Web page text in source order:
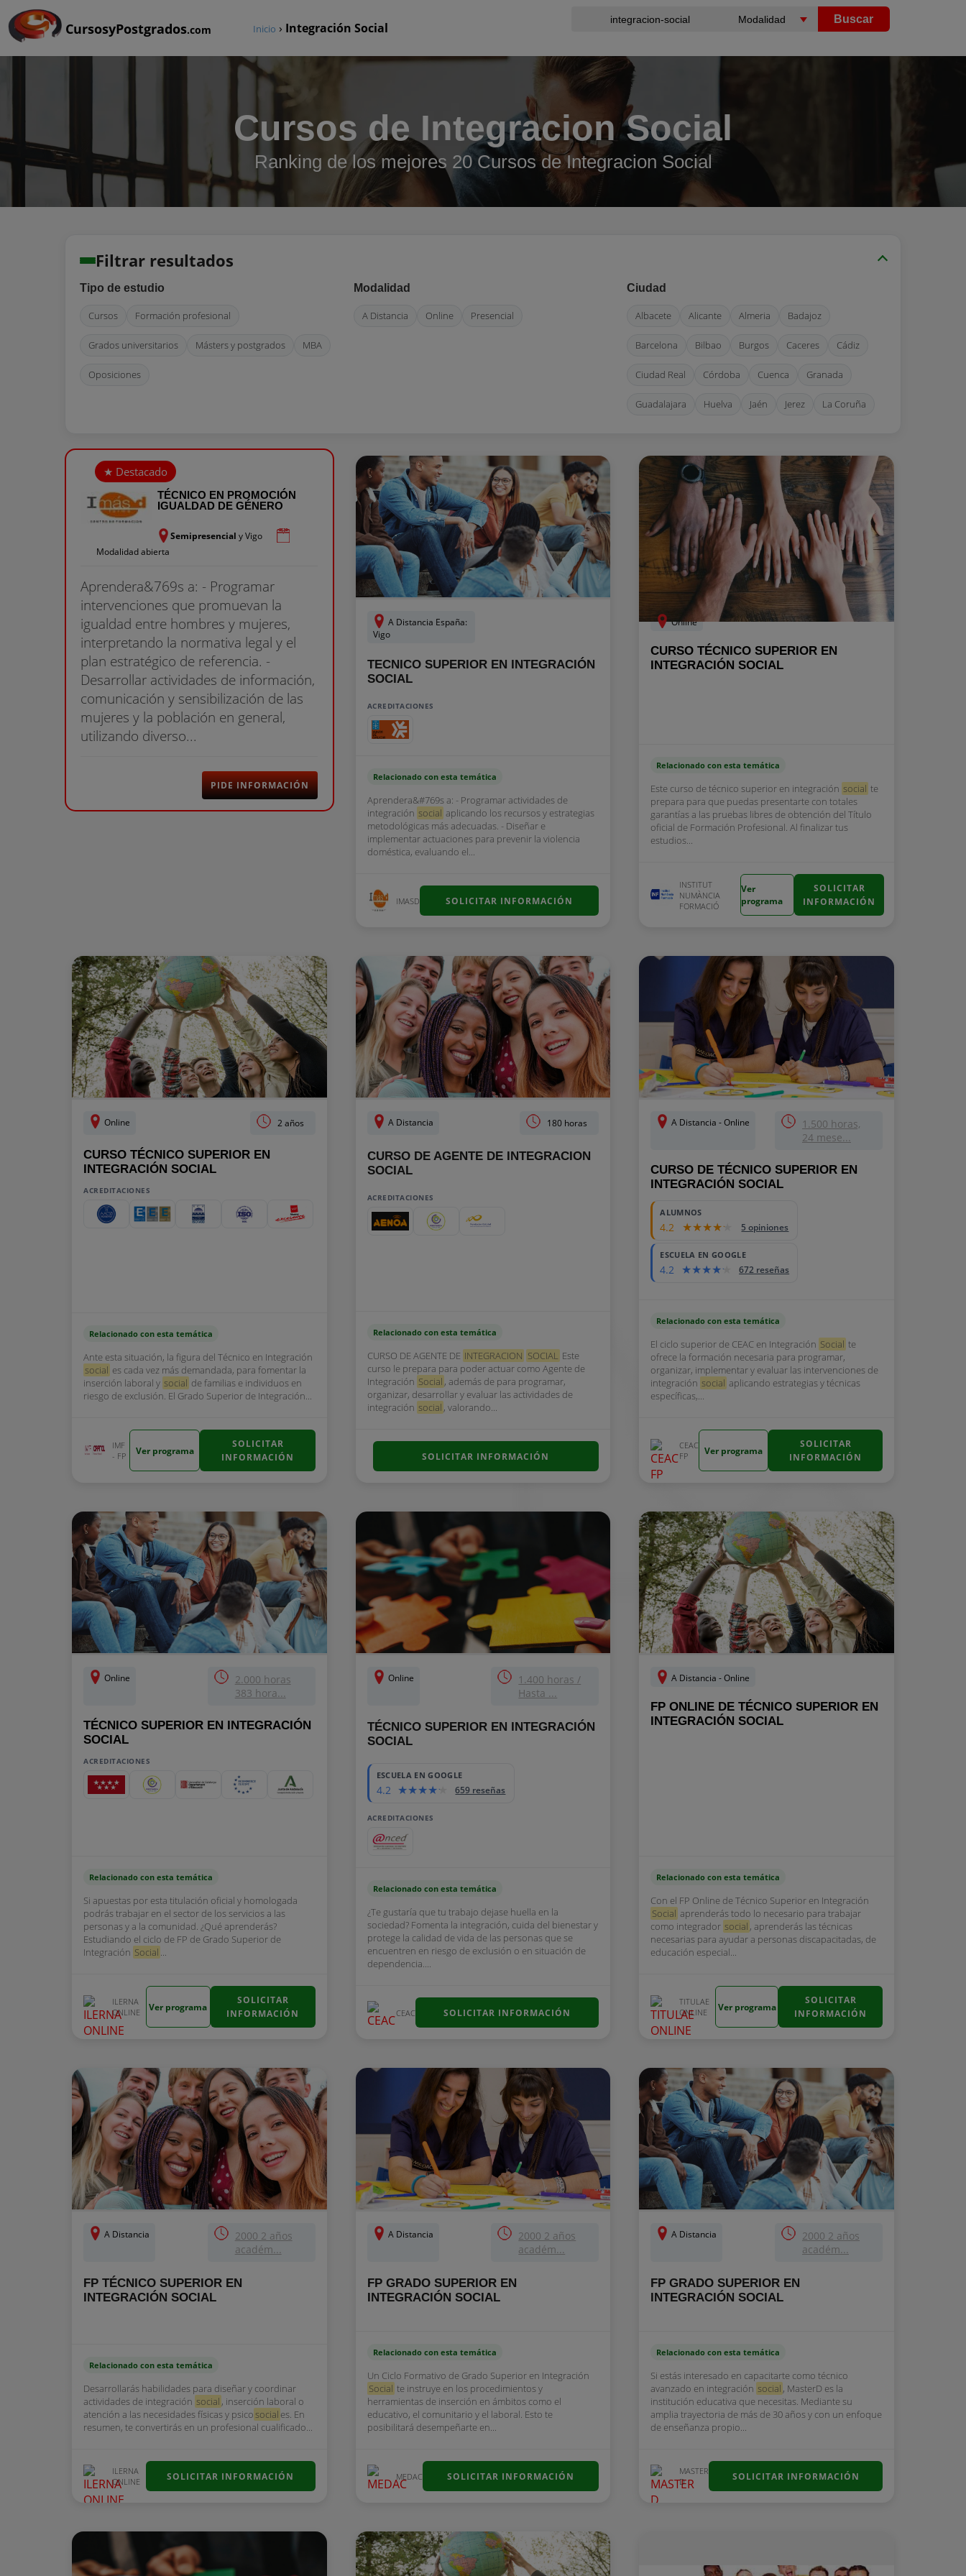
CursosyPostgrados.com
Buscar
Inicio › Integración Social
Cursos de Integracion Social
Ranking de los mejores 20 Cursos de Integracion Social
Filtrar resultados
Tipo de estudio
Cursos Formación profesional
Grados universitarios Másters y postgrados MBA
Oposiciones
Modalidad
A Distancia Online Presencial
Ciudad
Albacete Alicante Almeria Badajoz
Barcelona Bilbao Burgos Caceres Cádiz
Ciudad Real Córdoba Cuenca Granada
Guadalajara Huelva Jaén Jerez La Coruña
Marbella Murcia Oviedo Palma de Mallorca
Pamplona Pontevedra San Sebastian Sevilla
Tarragona Tenerife Toledo Valencia
Valladolid Vigo Zaragoza
TÉCNICO EN PROMOCIÓN
IGUALDAD DE GÉNERO
Semipresencial y Vigo
Modalidad abierta
Aprendera&769s a: - Programar
intervenciones que promuevan la
igualdad entre hombres y mujeres,
interpretando la normativa legal y el
plan estratégico de referencia. -
Desarrollar actividades de información,
comunicación y sensibilización de las
mujeres y la población en general,
utilizando diverso...
PIDE INFORMACIÓN
A Distancia España:
Vigo
TECNICO SUPERIOR EN INTEGRACIÓN
SOCIAL
ACREDITACIONES
Relacionado con esta temática
Aprendera&#769s a: - Programar actividades de
integración social aplicando los recursos y estrategias
metodológicas más adecuadas. - Diseñar e
implementar actuaciones para prevenir la violencia
doméstica, evaluando el...
IMASD SOLICITAR INFORMACIÓN
Online
CURSO TÉCNICO SUPERIOR EN
INTEGRACIÓN SOCIAL
Relacionado con esta temática
Este curso de técnico superior en integración social te
prepara para que puedas presentarte con totales
garantías a las pruebas libres de obtención del Título
oficial de Formación Profesional. Al finalizar tus
estudios...
INSTITUT
NUMÀNCIA
FORMACIÓ
Ver
programa
SOLICITAR
INFORMACIÓN
Online 2 años
CURSO TÉCNICO SUPERIOR EN
INTEGRACIÓN SOCIAL
ACREDITACIONES
Relacionado con esta temática
Ante esta situación, la figura del Técnico en Integración
social es cada vez más demandada, para fomentar la
inserción laboral y social de familias e individuos en
riesgo de exclusión. El Grado Superior de Integración...
IMF
- FP
Ver programa
SOLICITAR
INFORMACIÓN
A Distancia 180 horas
CURSO DE AGENTE DE INTEGRACION
SOCIAL
ACREDITACIONES
Relacionado con esta temática
CURSO DE AGENTE DE INTEGRACION SOCIAL Este
curso le prepara para poder actuar como Agente de
Integración Social , además de para programar,
organizar, desarrollar y evaluar las actividades de
integración social , valorando...
SOLICITAR INFORMACIÓN
A Distancia - Online
1.500 horas,
24 mese...
CURSO DE TÉCNICO SUPERIOR EN
INTEGRACIÓN SOCIAL
ALUMNOS
4.2 5 opiniones
ESCUELA EN GOOGLE
4.2 672 reseñas
Relacionado con esta temática
El ciclo superior de CEAC en Integración Social te
ofrece la formación necesaria para programar,
organizar, implementar y evaluar las intervenciones de
integración social aplicando estrategias y técnicas
específicas,...
CEAC
FP
Ver programa
SOLICITAR
INFORMACIÓN
Online
2.000 horas
383 hora...
TÉCNICO SUPERIOR EN INTEGRACIÓN
SOCIAL
ACREDITACIONES
Relacionado con esta temática
Si apuestas por esta titulación oficial y homologada
podrás trabajar en el sector de los servicios a las
personas y a la comunidad. ¿Qué aprenderás?
Estudiando el ciclo de FP de Grado Superior de
Integración Social ...
ILERNA
ONLINE
Ver programa
SOLICITAR
INFORMACIÓN
Online
1.400 horas /
Hasta ...
TÉCNICO SUPERIOR EN INTEGRACIÓN
SOCIAL
ESCUELA EN GOOGLE
4.2 659 reseñas
ACREDITACIONES
Relacionado con esta temática
¿Te gustaría que tu trabajo dejase huella en la
sociedad? Fomenta la integración, cuida del bienestar y
protege la calidad de vida de las personas que se
encuentren en riesgo de exclusión o en situación de
dependencia....
CEAC SOLICITAR INFORMACIÓN
A Distancia - Online
FP ONLINE DE TÉCNICO SUPERIOR EN
INTEGRACIÓN SOCIAL
Relacionado con esta temática
Con el FP Online de Técnico Superior en Integración
Social aprenderás todo lo necesario para trabajar
como integrador social , aprenderás las técnicas
necesarias para ayudar a personas discapacitadas, de
educación especial...
TITULAE
ONLINE
Ver programa
SOLICITAR
INFORMACIÓN
A Distancia
2000 2 años
académ...
FP TÉCNICO SUPERIOR EN
INTEGRACIÓN SOCIAL
Relacionado con esta temática
Desarrollarás habilidades para diseñar y coordinar
actividades de integración social , inserción laboral o
atención a las necesidades físicas y psicosocial es. En
resumen, te convertirás en un profesional cualificado...
ILERNA
ONLINE
SOLICITAR INFORMACIÓN
A Distancia
2000 2 años
académ...
FP GRADO SUPERIOR EN
INTEGRACIÓN SOCIAL
Relacionado con esta temática
Un Ciclo Formativo de Grado Superior en Integración
Social te instruye en los procedimientos y
herramientas de inserción en ámbitos como el
educativo, el comunitario y el laboral. Esto te
posibilitará desempeñarte en...
MEDAC SOLICITAR INFORMACIÓN
A Distancia
2000 2 años
académ...
FP GRADO SUPERIOR EN
INTEGRACIÓN SOCIAL
Relacionado con esta temática
Si estás interesado en capacitarte como técnico
avanzado en integración social , MasterD es la
institución educativa que necesitas. Mediante su
amplia trayectoria de más de 30 años y con un enfoque
de enseñanza propio...
MASTER
D
SOLICITAR INFORMACIÓN